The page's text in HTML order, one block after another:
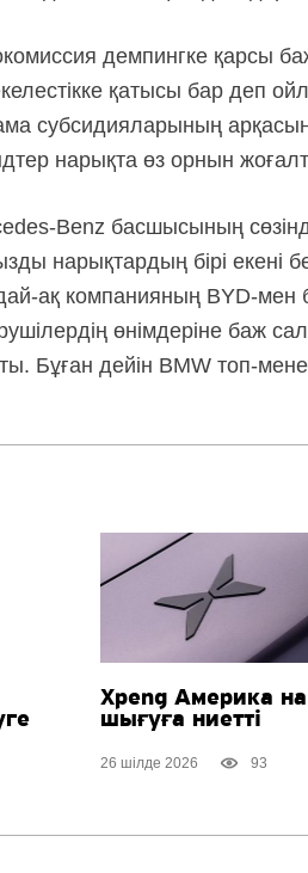
демпингке қарсы
қатысы бар деп
субсидияларының
нарықта өз орнын
Benz басшысының
нарықтардың бірі екені
ақкомпанияның BYD-мен
өнімдеріне баж
Бұған дейін BMW топ-
Xpeng Америка
шығуға ниетті
26 шілде 2026 93